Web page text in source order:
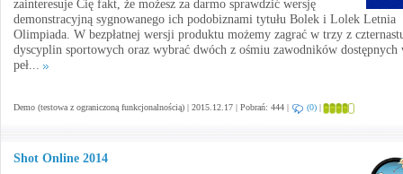
zainteresuje Cię fakt, że możesz za darmo sprawdzić wersję
demonstracyjną sygnowanego ich podobiznami tytułu Bolek i Lolek Letnia
Olimpiada. W bezpłatnej wersji produktu możemy zagrać w trzy z
dyscyplin sportowych oraz wybrać dwóch z ośmiu zawodników dostępnych
peł...
Demo (testowa z ograniczoną funkcjonalnością) | 2015.12.17 | Pobrań: 444 | (0) |
Shot Online 2014